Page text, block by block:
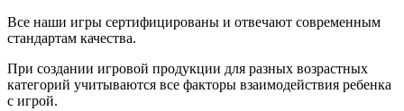
Все наши игры сертифицированы и отвечают современным
стандартам качества.
При создании игровой продукции для разных возрастных
категорий учитываются все факторы взаимодействия ребенка
с игрой.